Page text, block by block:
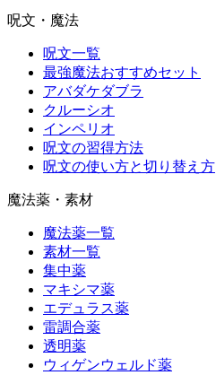
呪文・魔法
呪文一覧
最強魔法おすすめセット
アバダケダブラ
クルーシオ
インペリオ
呪文の習得方法
呪文の使い方と切り替え方
魔法薬・素材
魔法薬一覧
素材一覧
集中薬
マキシマ薬
エデュラス薬
雷調合薬
透明薬
ウィゲンウェルド薬